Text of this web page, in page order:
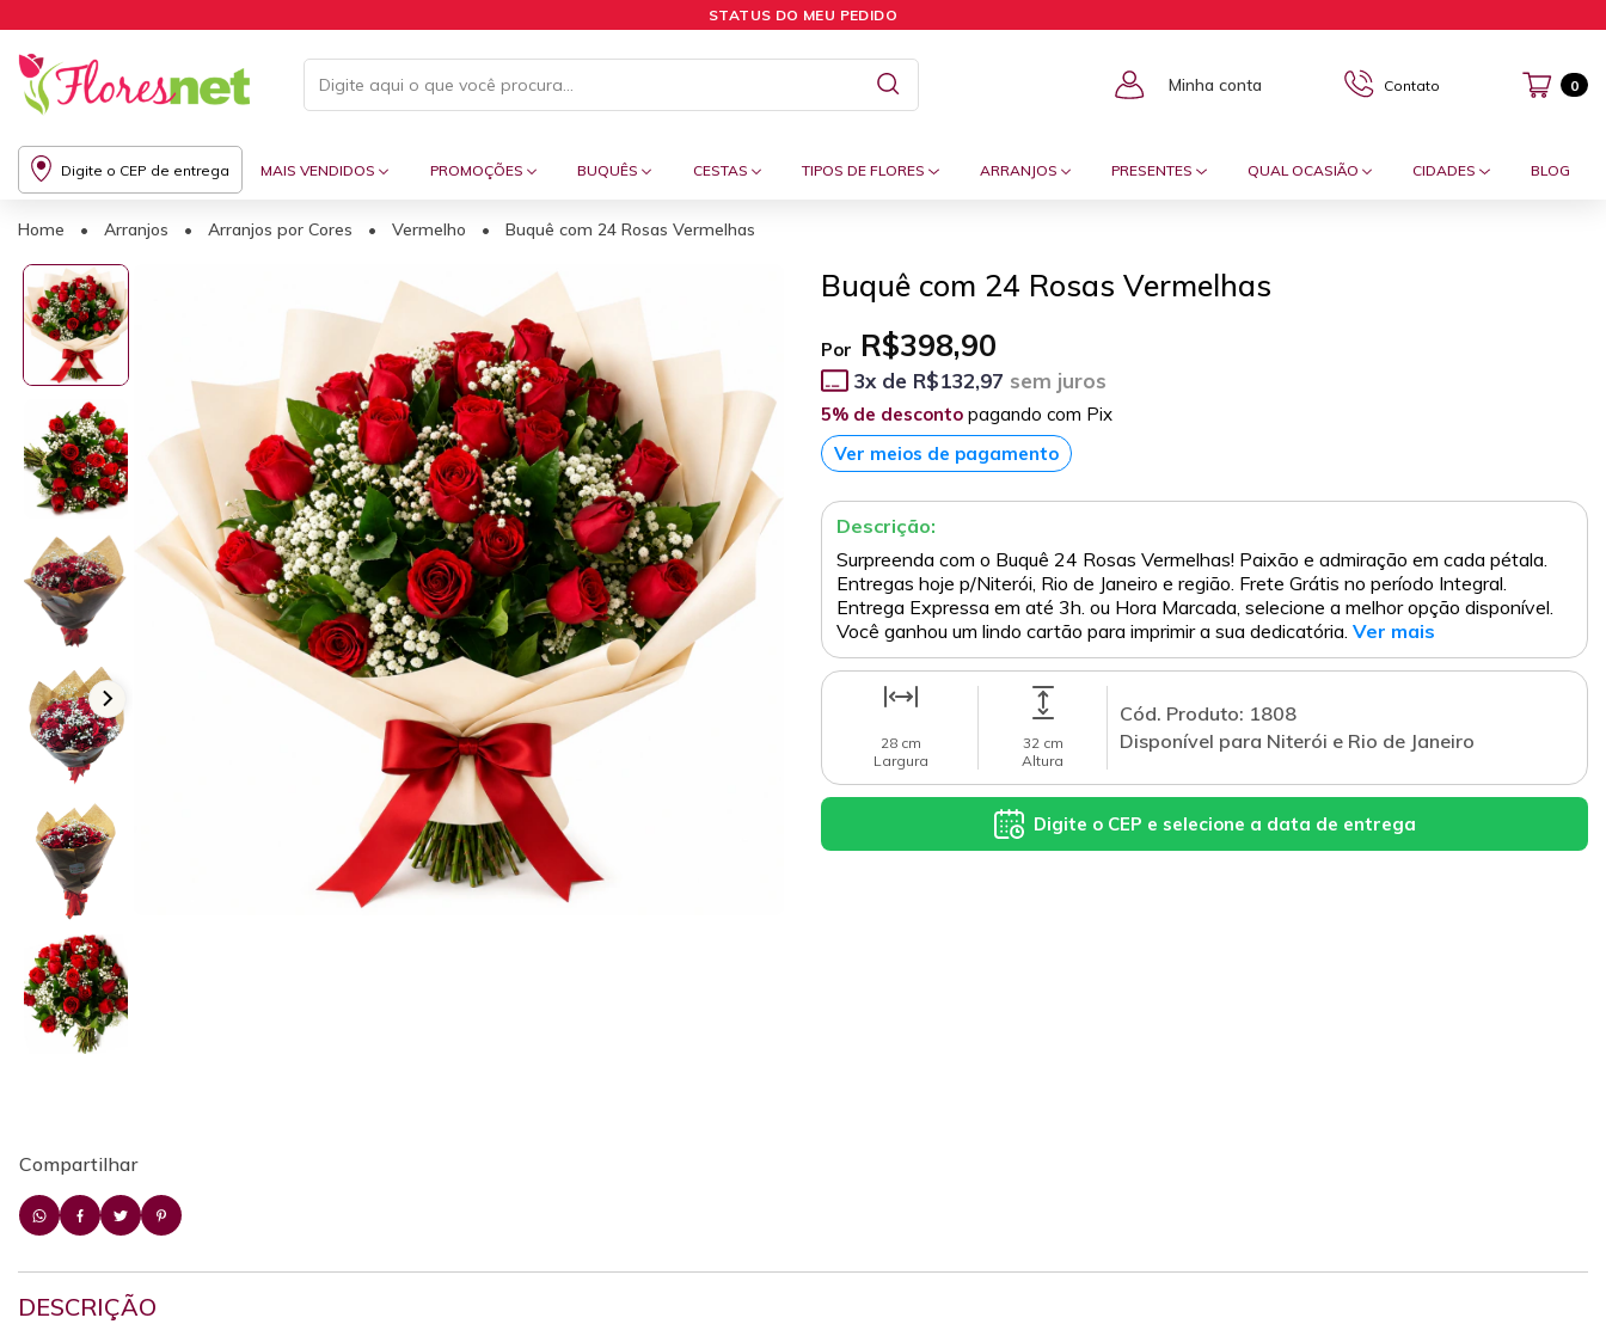
STATUS DO MEU PEDIDO
Minha conta Contato 0
Digite o CEP de entrega MAIS VENDIDOS PROMOÇÕES BUQUÊS CESTAS TIPOS DE FLORES ARRANJOS PRESENTES QUAL OCASIÃO CIDADES BLOG
Home • Arranjos • Arranjos por Cores • Vermelho • Buquê com 24 Rosas Vermelhas
Compartilhar
Buquê com 24 Rosas Vermelhas
Por R$398,90
3x de R$132,97 sem juros
5% de desconto pagando com Pix
Ver meios de pagamento
Descrição:
Surpreenda com o Buquê 24 Rosas Vermelhas! Paixão e admiração em cada pétala.
Entregas hoje p/Niterói, Rio de Janeiro e região. Frete Grátis no período Integral.
Entrega Expressa em até 3h. ou Hora Marcada, selecione a melhor opção disponível.
Você ganhou um lindo cartão para imprimir a sua dedicatória. Ver mais
28 cm
Largura
32 cm
Altura
Cód. Produto: 1808
Disponível para Niterói e Rio de Janeiro
Digite o CEP e selecione a data de entrega
DESCRIÇÃO